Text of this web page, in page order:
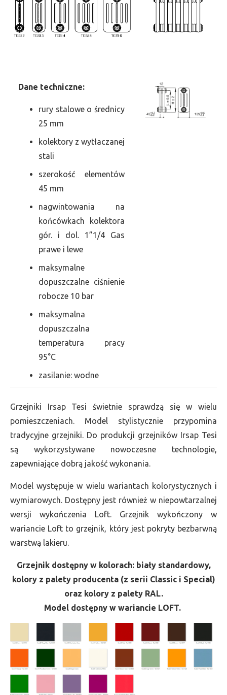
Dane techniczne:
rury stalowe o średnicy
25 mm
kolektory z wytłaczanej
stali
szerokość elementów
45 mm
nagwintowania na
końcówkach kolektora
gór. i dol. 1”1/4 Gas
prawe i lewe
maksymalne
dopuszczalne ciśnienie
robocze 10 bar
maksymalna
dopuszczalna
temperatura pracy
95°C
zasilanie: wodne
Grzejniki Irsap Tesi świetnie sprawdzą się w wielu
pomieszczeniach. Model stylistycznie przypomina
tradycyjne grzejniki. Do produkcji grzejników Irsap Tesi
są wykorzystywane nowoczesne technologie,
zapewniające dobrą jakość wykonania.
Model występuje w wielu wariantach kolorystycznych i
wymiarowych. Dostępny jest również w niepowtarzalnej
wersji wykończenia Loft. Grzejnik wykończony w
wariancie Loft to grzejnik, który jest pokryty bezbarwną
warstwą lakieru.
Grzejnik dostępny w kolorach: biały standardowy,
kolory z palety producenta (z serii Classic i Special)
oraz kolory z palety RAL.
Model dostępny w wariancie LOFT.